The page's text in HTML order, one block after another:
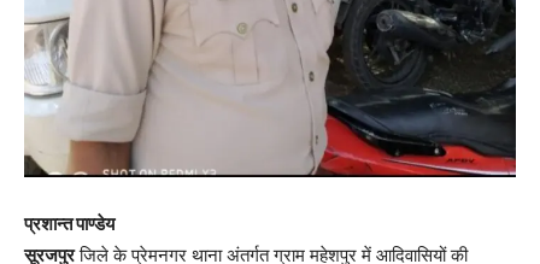
प्रशान्त पाण्डेय
सूरजपुरजिले के प्रेमनगर थाना अंतर्गत ग्राम महेशपुर में आदिवासियों की